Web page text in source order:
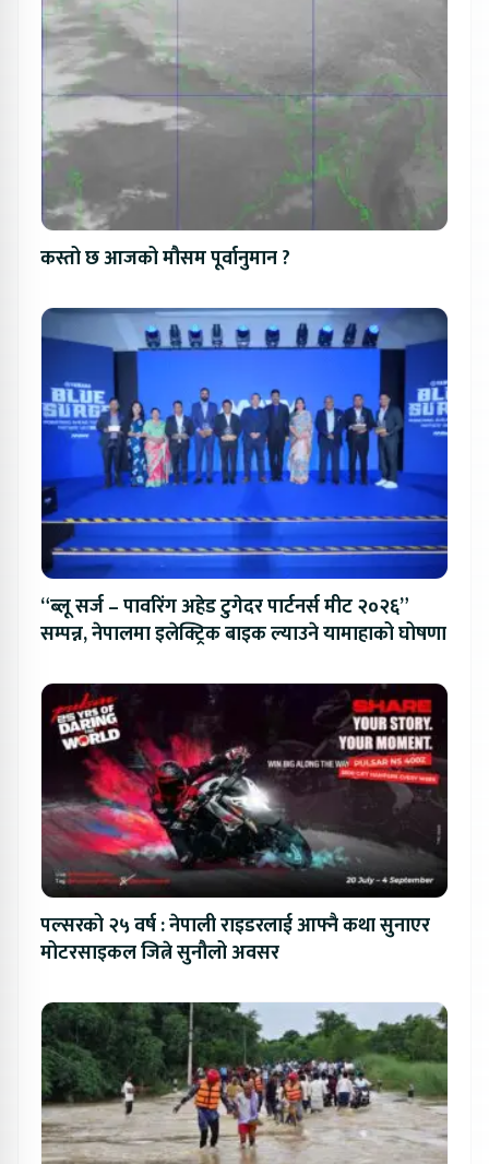
कस्तो छ आजको मौसम पूर्वानुमान ?
“ब्लू सर्ज – पावरिंग अहेड टुगेदर पार्टनर्स मीट २०२६”
सम्पन्न, नेपालमा इलेक्ट्रिक बाइक ल्याउने यामाहाको घोषणा
पल्सरको २५ वर्ष : नेपाली राइडरलाई आफ्नै कथा सुनाएर
मोटरसाइकल जित्ने सुनौलो अवसर